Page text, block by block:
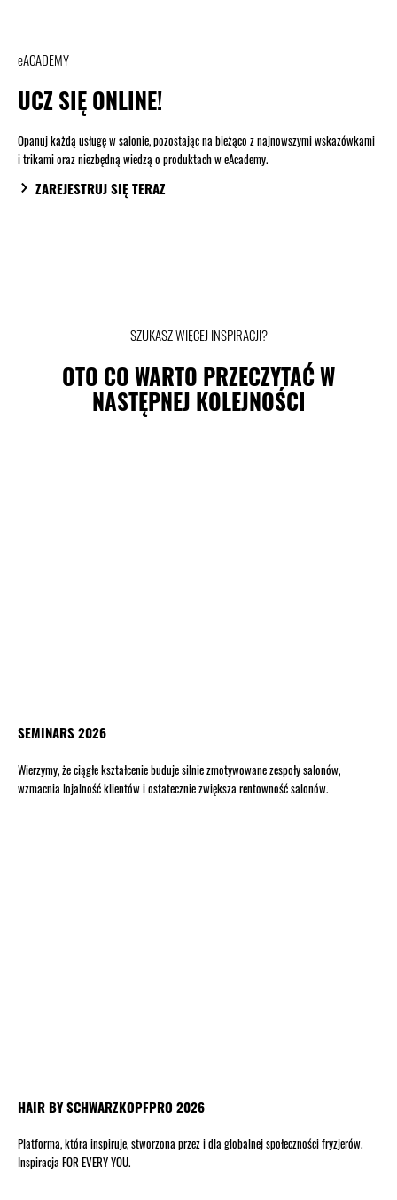
eACADEMY
UCZ SIĘ ONLINE!
Opanuj każdą usługę w salonie, pozostając na bieżąco z najnowszymi wskazówkami
i trikami oraz niezbędną wiedzą o produktach w eAcademy.
ZAREJESTRUJ SIĘ TERAZ
SZUKASZ WIĘCEJ INSPIRACJI?
OTO CO WARTO PRZECZYTAĆ W
NASTĘPNEJ KOLEJNOŚCI
SEMINARS 2026
Wierzymy, że ciągłe kształcenie buduje silnie zmotywowane zespoły salonów,
wzmacnia lojalność klientów i ostatecznie zwiększa rentowność salonów.
HAIR BY SCHWARZKOPFPRO 2026
Platforma, która inspiruje, stworzona przez i dla globalnej społeczności fryzjerów.
Inspiracja FOR EVERY YOU.